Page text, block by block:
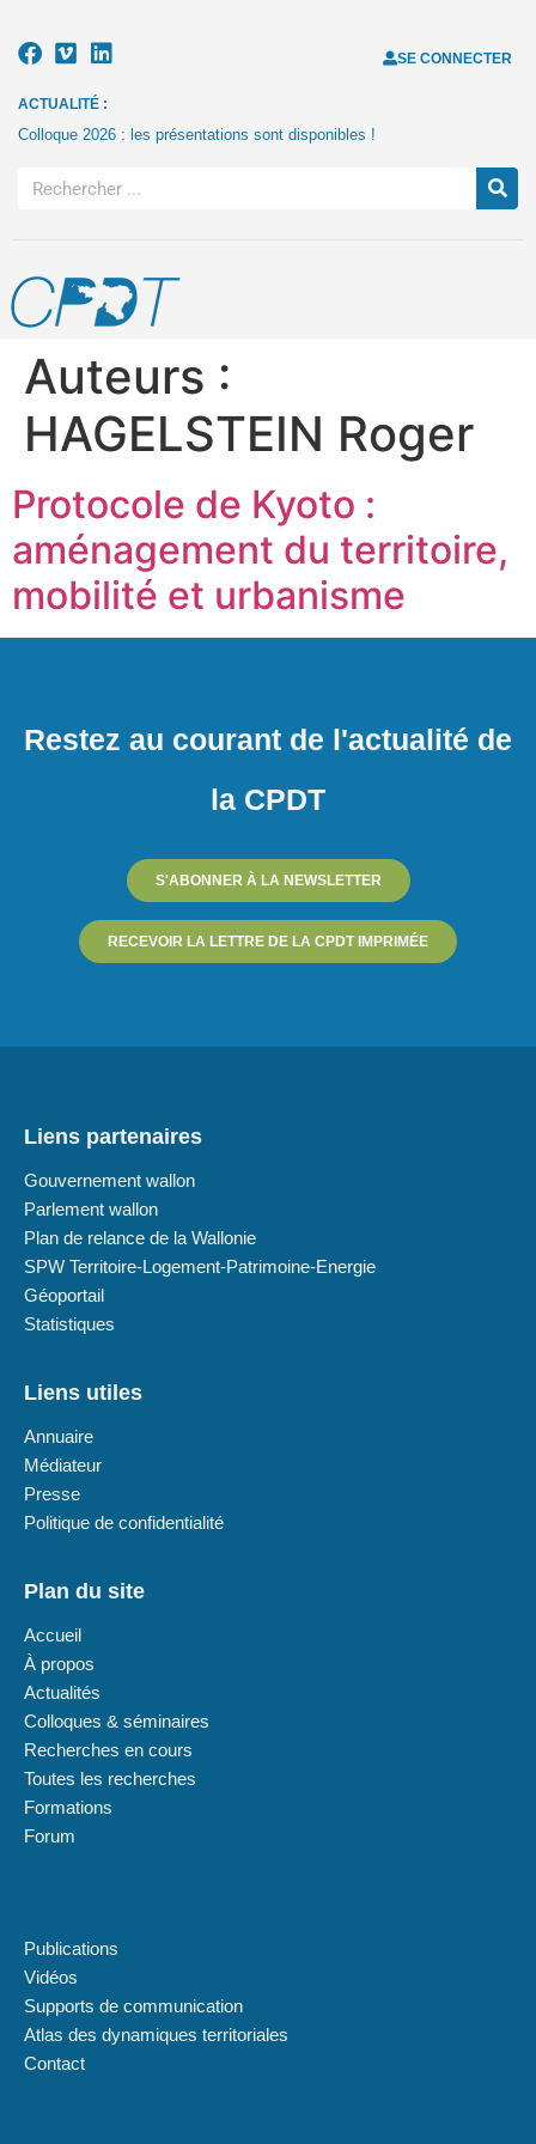
SE CONNECTER
ACTUALITÉ :
Colloque 2026 : les présentations sont disponibles !
Auteurs :
HAGELSTEIN Roger
Protocole de Kyoto :
aménagement du territoire,
mobilité et urbanisme
Restez au courant de l'actualité de
la CPDT
S'ABONNER À LA NEWSLETTER
RECEVOIR LA LETTRE DE LA CPDT IMPRIMÉE
Liens partenaires
Gouvernement wallon
Parlement wallon
Plan de relance de la Wallonie
SPW Territoire-Logement-Patrimoine-Energie
Géoportail
Statistiques
Liens utiles
Annuaire
Médiateur
Presse
Politique de confidentialité
Plan du site
Accueil
À propos
Actualités
Colloques & séminaires
Recherches en cours
Toutes les recherches
Formations
Forum
Publications
Vidéos
Supports de communication
Atlas des dynamiques territoriales
Contact